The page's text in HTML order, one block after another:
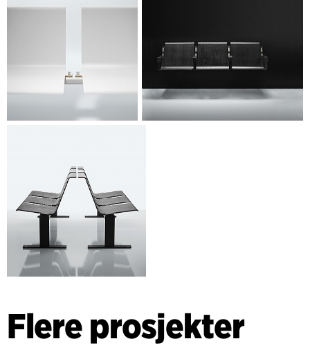
Flere prosjekter